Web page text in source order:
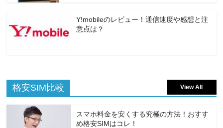
Y!mobileのレビュー！通信速度や感想と注
意点は？
格安SIM比較 View All
スマホ料金を安くする究極の方法！おすす
め格安SIMはコレ！